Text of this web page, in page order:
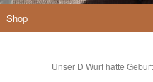
Shop
Unser D Wurf hatte